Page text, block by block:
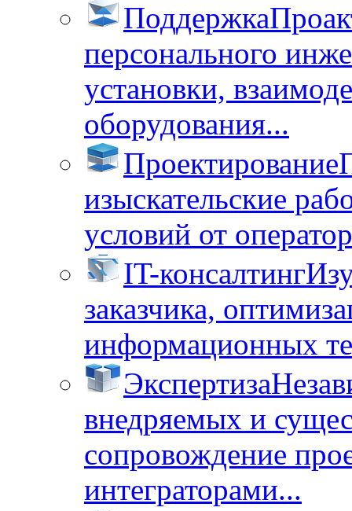
Поддержка
персонального
установки,
оборудования...
Проектирование
изыскательские
условий от
IT-консалтинг
заказчика,
информационных
Экспертиза
внедряемых и
сопровождение
интеграторами...